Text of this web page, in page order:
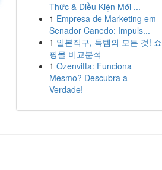
Thức & Điều Kiện Mới ...
1 Empresa de Marketing em
Senador Canedo: Impuls...
1 일본직구, 득템의 모든 것! 쇼
핑몰 비교분석
1 Ozenvitta: Funciona
Mesmo? Descubra a
Verdade!